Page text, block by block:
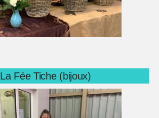
La Fée Tiche (bijoux)